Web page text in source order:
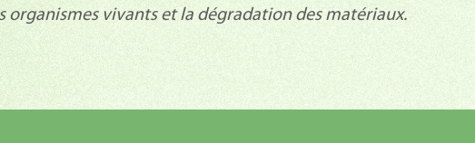
organismes vivants et la dégradation des matériaux.